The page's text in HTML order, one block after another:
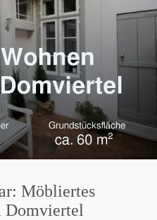
Möbliertes
Domviertel